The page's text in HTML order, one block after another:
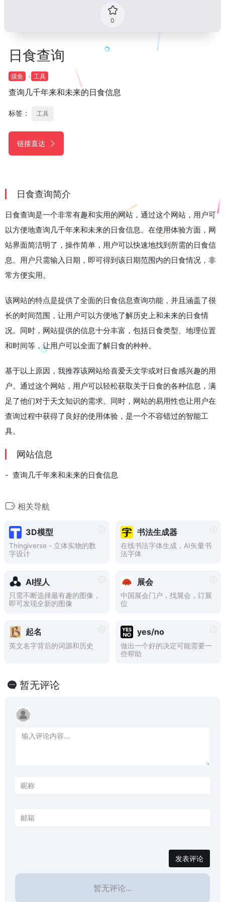
0
日食查询
摸鱼 工具
查询几千年来和未来的日食信息
标签： 工具
链接直达
日食查询简介
日食查询是一个非常有趣和实用的网站，通过这个网站，用户可
以方便地查询几千年来和未来的日食信息。在使用体验方面，网
站界面简洁明了，操作简单，用户可以快速地找到所需的日食信
息。用户只需输入日期，即可得到该日期范围内的日食情况，非
常方便实用。
该网站的特点是提供了全面的日食信息查询功能，并且涵盖了很
长的时间范围，让用户可以方便地了解历史上和未来的日食情
况。同时，网站提供的信息十分丰富，包括日食类型、地理位置
和时间等，让用户可以全面了解日食的种种。
基于以上原因，我推荐该网站给喜爱天文学或对日食感兴趣的用
户。通过这个网站，用户可以轻松获取关于日食的各种信息，满
足了他们对于天文知识的需求。同时，网站的易用性也让用户在
查询过程中获得了良好的使用体验，是一个不容错过的智能工
具。
网站信息
- 查询几千年来和未来的日食信息
相关导航
3D模型
Thingiverse - 立体实物的数
字设计
书法生成器
在线书法字体生成，AI矢量书
法字体
AI捏人
只需不断选择最有趣的图像，
即可发现全新的图像
展会
中国展会门户，找展会，订展
位
起名
英文名字背后的词源和历史
yes/no
做出一个好的决定可能需要一
些帮助
暂无评论
发表评论
暂无评论...